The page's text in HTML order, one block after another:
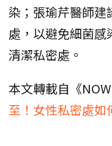
染；張瑜芹醫師建
處，以避免細菌
清潔私密處。
本文轉載自《
至！女性私密處如